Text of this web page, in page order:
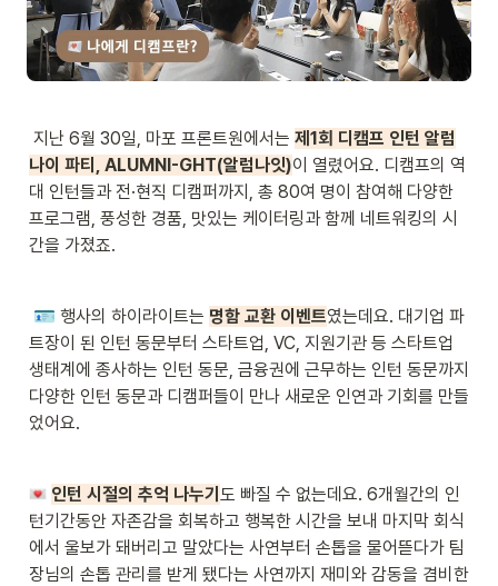
지난 6월 30일, 마포 프론트원에서는 제1회 디캠프 인턴 알럼
나이 파티, ALUMNI-GHT(알럼나잇)이 열렸어요. 디캠프의 역
대 인턴들과 전·현직 디캠퍼까지, 총 80여 명이 참여해 다양한
프로그램, 풍성한 경품, 맛있는 케이터링과 함께 네트워킹의 시
간을 가졌죠.
🪪 행사의 하이라이트는 명함 교환 이벤트였는데요. 대기업 파
트장이 된 인턴 동문부터 스타트업, VC, 지원기관 등 스타트업
생태계에 종사하는 인턴 동문, 금융권에 근무하는 인턴 동문까지
다양한 인턴 동문과 디캠퍼들이 만나 새로운 인연과 기회를 만들
었어요.
인턴 시절의 추억 나누기 도 빠질 수 없는데요. 6개월간의 인
턴기간동안 자존감을 회복하고 행복한 시간을 보내 마지막 회식
에서 울보가 돼버리고 말았다는 사연부터 손톱을 물어뜯다가 팀
장님의 손톱 관리를 받게 됐다는 사연까지 재미와 감동을 겸비한